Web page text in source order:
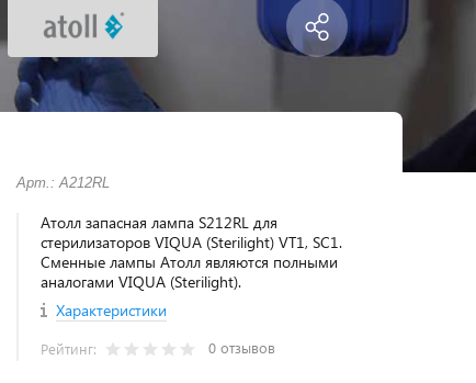
Арт.: A212RL
Атолл запасная лампа S212RL для
стерилизаторов VIQUA (Sterilight) VT1, SC1.
Сменные лампы Атолл являются полными
аналогами VIQUA (Sterilight).
Характеристики
Рейтинг: 0 отзывов